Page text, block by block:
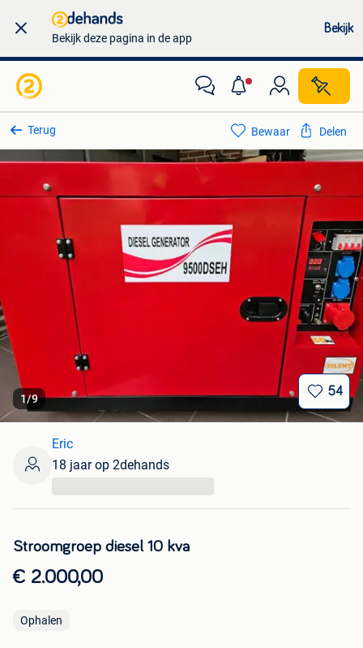
Bekijk deze pagina in de app
Bekijk
Terug
1/9
54
Bewaar Delen
Stroomgroep diesel 10 kva
€ 2.000,00
Ophalen
Eric
18 jaar op 2dehands